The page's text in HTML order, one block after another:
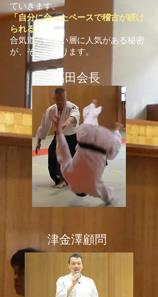
ていきます。
「自分に合ったペースで稽古が続け
られる」
合気道が幅広い層に人気がある秘密
が、そこにあります。
福田会長
津金澤顧問